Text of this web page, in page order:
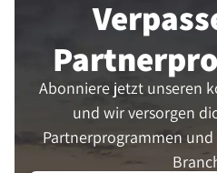
Abonniere jetzt unseren
und wir versorgen
Partnerprogrammen